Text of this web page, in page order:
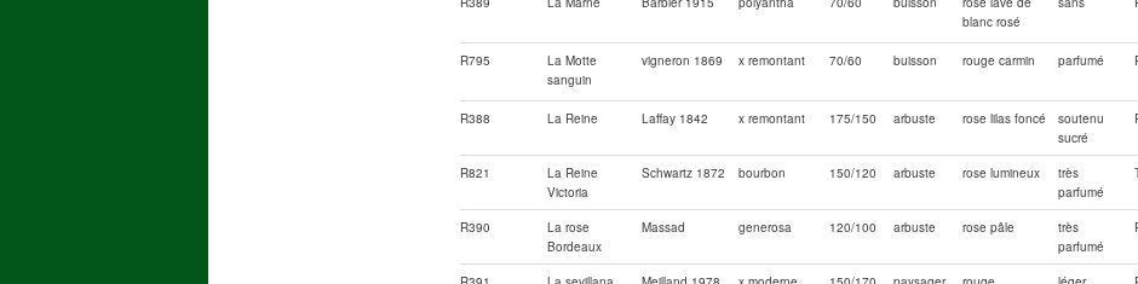
blanc rosé
R795
La Motte
sanguin
vigneron 1869 x remontant 70/60 buisson rouge carmin parfumé
R388 La Reine Laffay 1842 x remontant 175/150 arbuste rose lilas foncé
soutenu
sucré
R821
La Reine
Victoria
Schwartz 1872 bourbon 150/120 arbuste rose lumineux
très
parfumé
R390
La rose
Bordeaux
Massad generosa 120/100 arbuste rose pâle
très
parfumé